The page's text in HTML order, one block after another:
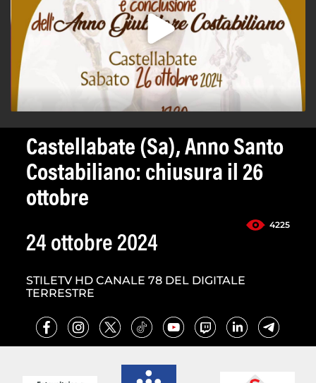
Castellabate (Sa), Anno Santo
Costabiliano: chiusura il 26
ottobre
4225
24 ottobre 2024
STILETV HD CANALE 78 DEL DIGITALE
TERRESTRE